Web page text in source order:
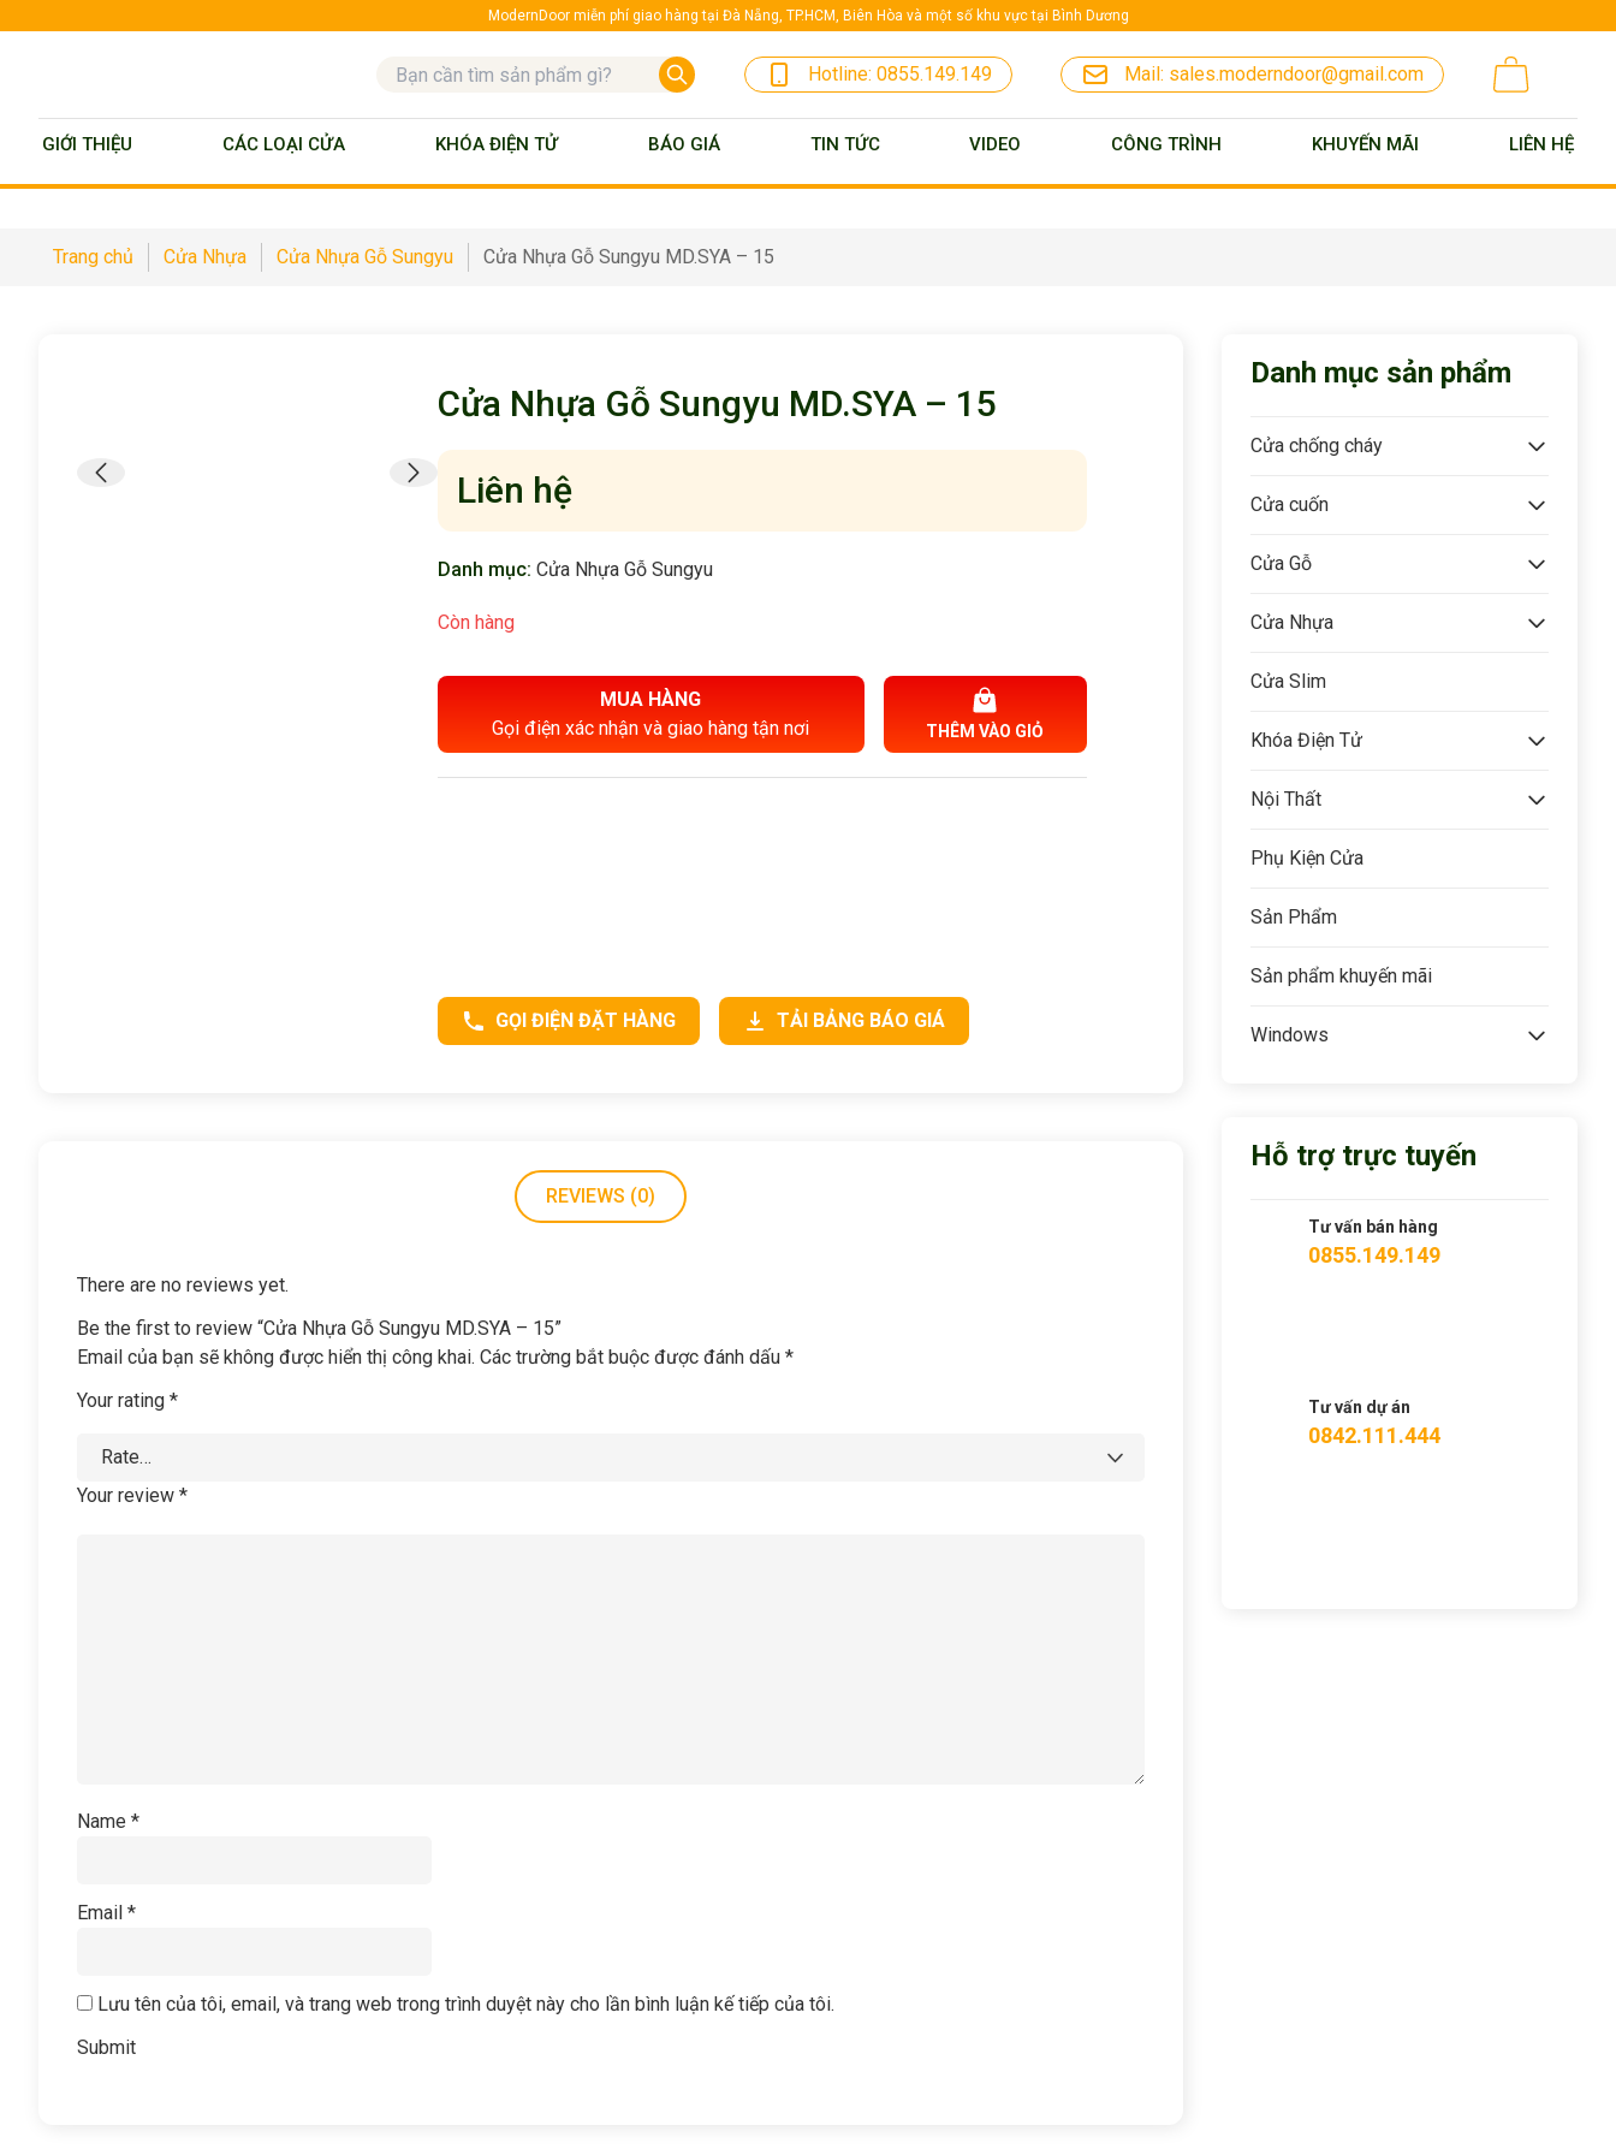
ModernDoor miễn phí giao hàng tại Đà Nẵng, TP.HCM, Biên Hòa và một số khu vực tại Bình Dương
Hotline: 0855.149.149 Mail: sales.moderndoor@gmail.com
GIỚI THIỆU CÁC LOẠI CỬA KHÓA ĐIỆN TỬ BÁO GIÁ TIN TỨC VIDEO CÔNG TRÌNH KHUYẾN MÃI LIÊN HỆ
Trang chủ Cửa Nhựa Cửa Nhựa Gỗ Sungyu Cửa Nhựa Gỗ Sungyu MD.SYA – 15
Cửa Nhựa Gỗ Sungyu MD.SYA – 15
Liên hệ
Danh mục: Cửa Nhựa Gỗ Sungyu
Còn hàng
MUA HÀNG
Gọi điện xác nhận và giao hàng tận nơi
THÊM VÀO GIỎ
GỌI ĐIỆN ĐẶT HÀNG TẢI BẢNG BÁO GIÁ
REVIEWS (0)
There are no reviews yet.
Be the first to review “Cửa Nhựa Gỗ Sungyu MD.SYA – 15”
Email của bạn sẽ không được hiển thị công khai. Các trường bắt buộc được đánh dấu *
Your rating *
Your review *
Name *
Email *
Lưu tên của tôi, email, và trang web trong trình duyệt này cho lần bình luận kế tiếp của tôi.
Danh mục sản phẩm
Cửa chống cháy
Cửa cuốn
Cửa Gỗ
Cửa Nhựa
Cửa Slim
Khóa Điện Tử
Nội Thất
Phụ Kiện Cửa
Sản Phẩm
Sản phẩm khuyến mãi
Windows
Hỗ trợ trực tuyến
Tư vấn bán hàng
0855.149.149
Tư vấn dự án
0842.111.444